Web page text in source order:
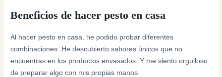
Beneficios de hacer pesto en casa
Al hacer pesto en casa, he podido probar diferentes
combinaciones. He descubierto sabores únicos que no
encuentras en los productos envasados. Y me siento orgulloso
de preparar algo con mis propias manos.